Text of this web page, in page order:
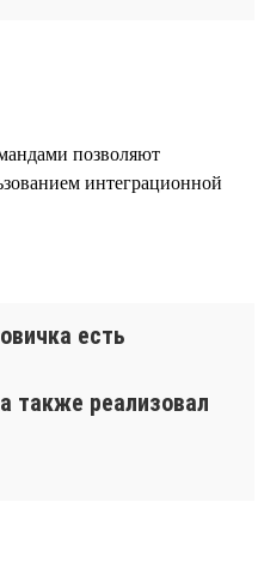
позволяют
интеграционной
есть
также реализовал